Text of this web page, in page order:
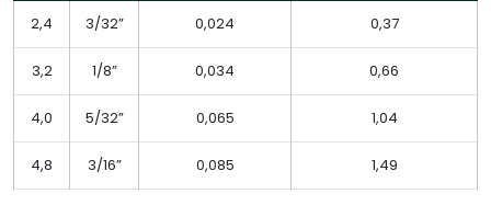
2,4 3/32” 0,024 0,37
3,2 1/8” 0,034 0,66
4,0 5/32” 0,065 1,04
4,8 3/16” 0,085 1,49